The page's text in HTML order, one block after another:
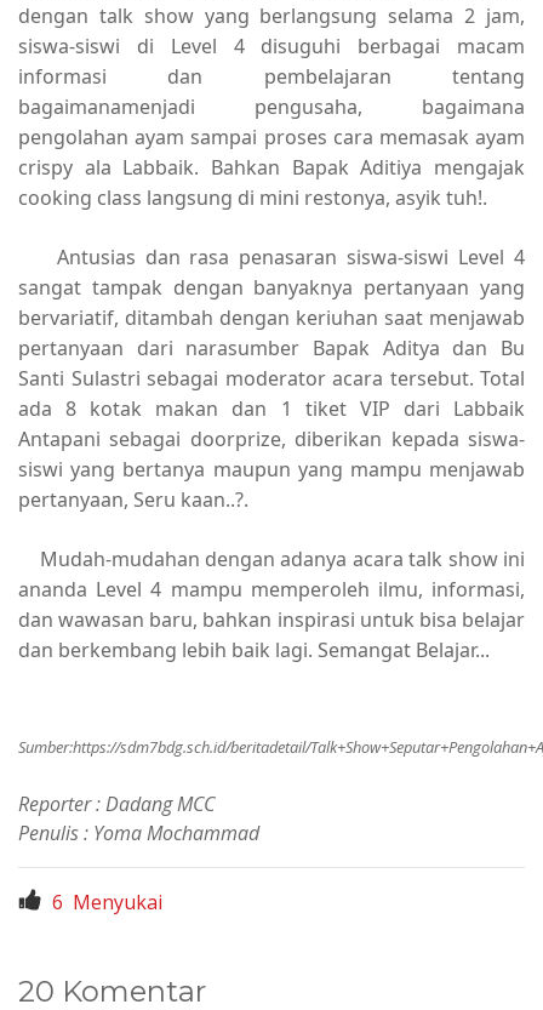
dengan talk show yang berlangsung selama 2 jam,
siswa-siswi di Level 4 disuguhi berbagai macam
informasi dan pembelajaran tentang
bagaimanamenjadi pengusaha, bagaimana
pengolahan ayam sampai proses cara memasak ayam
crispy ala Labbaik. Bahkan Bapak Aditiya mengajak
cooking class langsung di mini restonya, asyik tuh!.
Antusias dan rasa penasaran siswa-siswi Level 4
sangat tampak dengan banyaknya pertanyaan yang
bervariatif, ditambah dengan keriuhan saat menjawab
pertanyaan dari narasumber Bapak Aditya dan Bu
Santi Sulastri sebagai moderator acara tersebut. Total
ada 8 kotak makan dan 1 tiket VIP dari Labbaik
Antapani sebagai doorprize, diberikan kepada siswa-
siswi yang bertanya maupun yang mampu menjawab
pertanyaan, Seru kaan..?.
Mudah-mudahan dengan adanya acara talk show ini
ananda Level 4 mampu memperoleh ilmu, informasi,
dan wawasan baru, bahkan inspirasi untuk bisa belajar
dan berkembang lebih baik lagi. Semangat Belajar...
Sumber:https://sdm7bdg.sch.id/beritadetail/
Reporter : Dadang MCC
Penulis : Yoma Mochammad
6 Menyukai
20 Komentar